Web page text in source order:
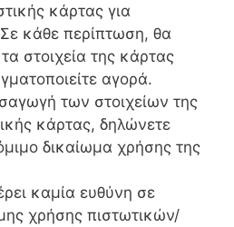
κάρτας για
κάθε περίπτωση, θα
στοιχεία της κάρτας
αγορά.
των στοιχείων της
κάρτας, δηλώνετε
δικαίωμα χρήσης της
καμία ευθύνη σε
χρήσης πιστωτικών/